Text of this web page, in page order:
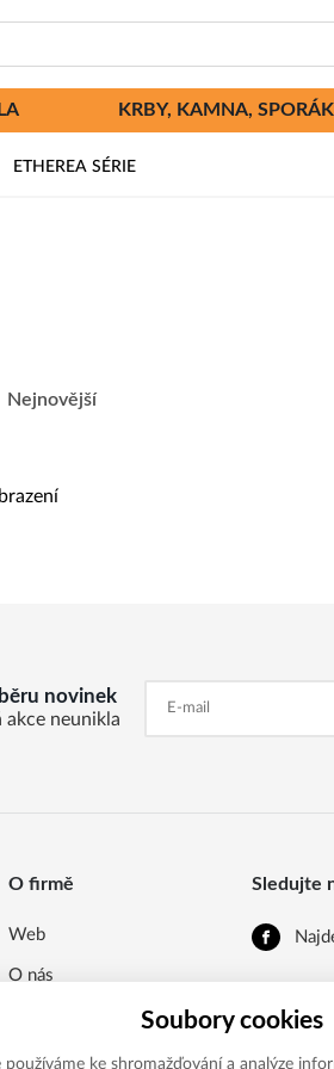
KRBY, KAMNA,
ETHEREA SÉRIE
Nejnovější
novinek
akce neunikla
O firmě
Web
O nás
Sledujte
Soubory cookies
ke shromažďování a analýze